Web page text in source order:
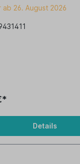
ab 26. August 2026
Details